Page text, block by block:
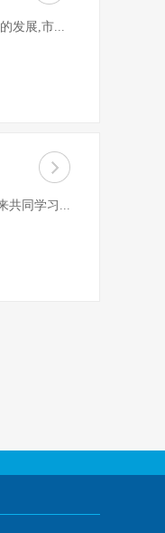
发展,市...
共同学习...